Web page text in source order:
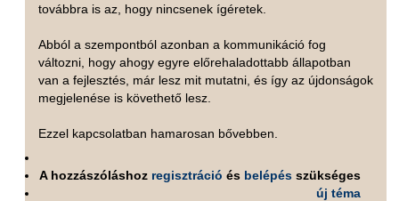
továbbra is az, hogy nincsenek ígéretek.
Abból a szempontból azonban a kommunikáció fog
változni, hogy ahogy egyre előrehaladottabb állapotban
van a fejlesztés, már lesz mit mutatni, és így az újdonságok
megjelenése is követhető lesz.
Ezzel kapcsolatban hamarosan bővebben.
A hozzászóláshoz regisztráció és belépés szükséges
új téma